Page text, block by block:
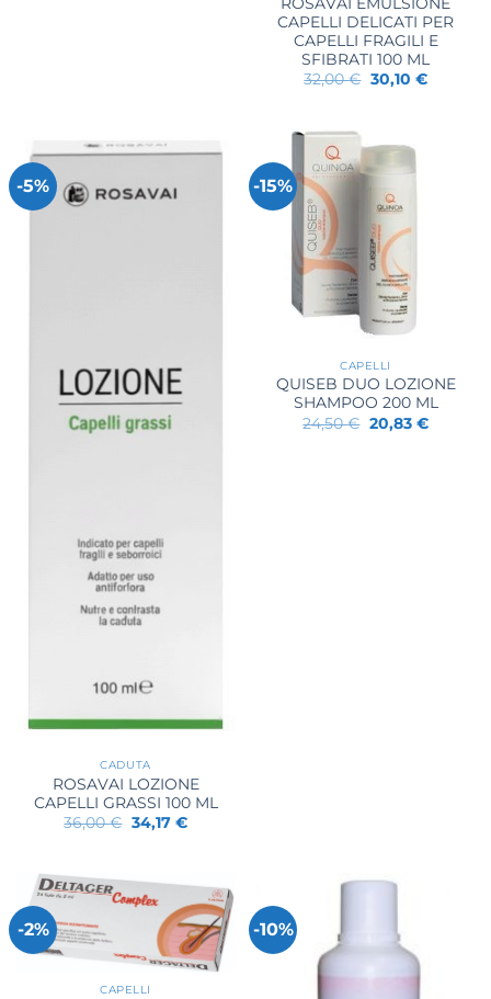
CAPELLI DELICATI PER
CAPELLI FRAGILI E
SFIBRATI 100 ML
32,00€ Il
prezzo
30,10 €Il
-5%
CADUTA
ROSAVAI LOZIONE
CAPELLI GRASSI 100 ML
36,00€ Il
prezzo
36,00 €.
34,17 €Il
-15%
CAPELLI
QUISEB DUO LOZIONE
SHAMPOO 200 ML
24,50€ Il
prezzo
20,83 €Il
-2%
CAPELLI
-10%